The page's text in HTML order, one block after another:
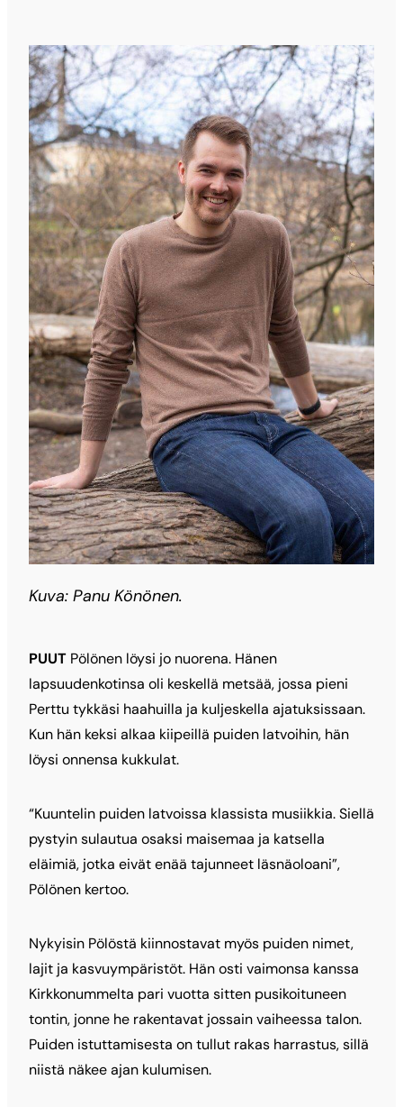
Kuva: Panu Könönen.
PUUT Pölönen löysi jo nuorena. Hänen
lapsuudenkotinsa oli keskellä metsää, jossa pieni
Perttu tykkäsi haahuilla ja kuljeskella ajatuksissaan.
Kun hän keksi alkaa kiipeillä puiden latvoihin, hän
löysi onnensa kukkulat.
“Kuuntelin puiden latvoissa klassista musiikkia. Siellä
pystyin sulautua osaksi maisemaa ja katsella
eläimiä, jotka eivät enää tajunneet läsnäoloani”,
Pölönen kertoo.
Nykyisin Pölöstä kiinnostavat myös puiden nimet,
lajit ja kasvuympäristöt. Hän osti vaimonsa kanssa
Kirkkonummelta pari vuotta sitten pusikoituneen
tontin, jonne he rakentavat jossain vaiheessa talon.
Puiden istuttamisesta on tullut rakas harrastus, sillä
niistä näkee ajan kulumisen.